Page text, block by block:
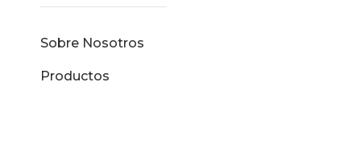
Sobre Nosotros
Productos